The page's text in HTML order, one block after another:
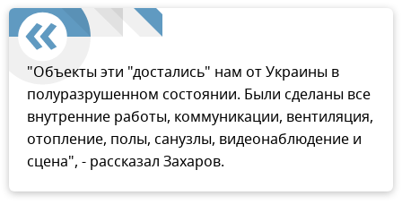
"Объекты эти "достались" нам от Украины в
полуразрушенном состоянии. Были сделаны все
внутренние работы, коммуникации, вентиляция,
отопление, полы, санузлы, видеонаблюдение и
сцена", - рассказал Захаров.